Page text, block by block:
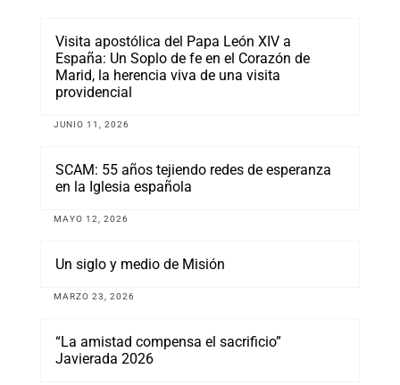
Visita apostólica del Papa León XIV a
España: Un Soplo de fe en el Corazón de
Marid, la herencia viva de una visita
providencial
JUNIO 11, 2026
SCAM: 55 años tejiendo redes de esperanza
en la Iglesia española
MAYO 12, 2026
Un siglo y medio de Misión
MARZO 23, 2026
“La amistad compensa el sacrificio”
Javierada 2026